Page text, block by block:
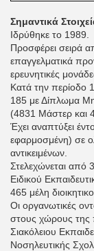
Σημαντικά
Ιδρύθηκε το 1989.
Προσφέρει σειρά
επαγγελματικά
ερευνητικές
Κατά την περίοδο
185 με Δίπλωμα
(4831 Μάστερ και
Έχει αναπτύξει
εφαρμοσμένη) σε
αντικειμένων.
Στελεχώνεται από
Ειδικού
465 μέλη
Οι οργανωτικές
στους χώρους της
Σιακόλειου
Νοσηλευτικής